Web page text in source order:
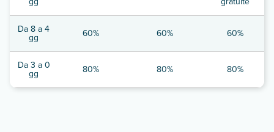
Da 8 a 4
gg 60% 60% 60%
Da 3 a 0
gg 80% 80% 80%